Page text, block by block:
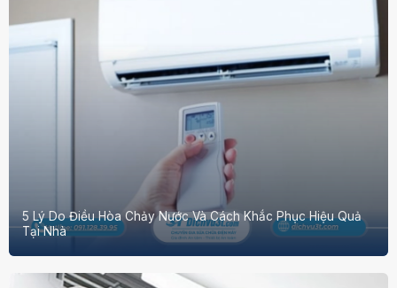
5 Lý Do Điều Hòa Chảy Nước Và Cách Khắc Phục Hiệu Quả
Tại Nhà